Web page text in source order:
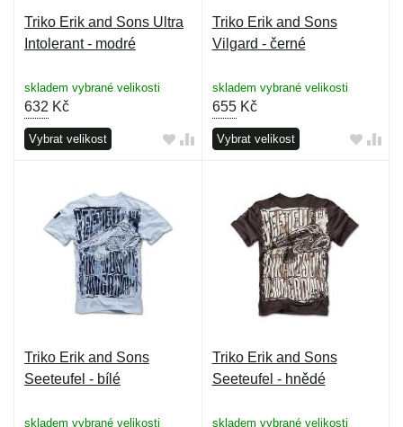
Triko Erik and Sons Ultra
Intolerant - modré
skladem vybrané velikosti
632 Kč
Vybrat velikost
Triko Erik and Sons
Vilgard - černé
skladem vybrané velikosti
655Kč
Vybrat velikost
Triko Erik and Sons
Seeteufel - bílé
skladem vybrané velikosti
Triko Erik and Sons
Seeteufel - hnědé
skladem vybrané velikosti